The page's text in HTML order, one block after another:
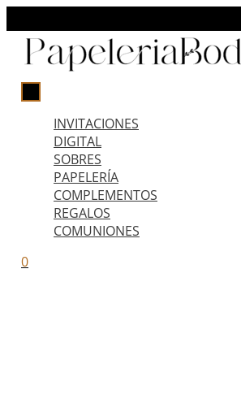
Ir
contenido
MENÚ
INVITACIONES
DIGITAL
SOBRES
PAPELERÍA
COMPLEMENTOS
REGALOS
COMUNIONES
0